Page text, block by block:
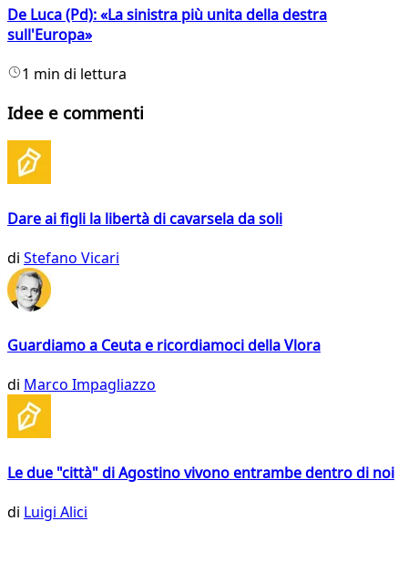
De Luca (Pd): «La sinistra più unita della destra
sull'Europa»
1 min di lettura
Idee e commenti
Dare ai figli la libertà di cavarsela da soli
di Stefano Vicari
Guardiamo a Ceuta e ricordiamoci della Vlora
di Marco Impagliazzo
Le due "città" di Agostino vivono entrambe dentro di noi
di Luigi Alici